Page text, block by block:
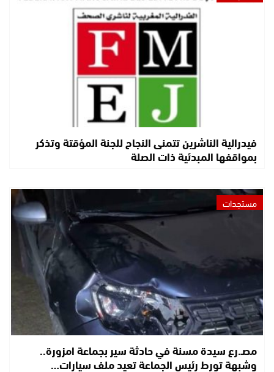
فيدرالية الناشرين تتمنى النجاح للجنة المؤقتة وتذكر
بمواقفها المبدئية ذات الصلة
مستجدات
مصـ.رع سيدة مسنة في حادثة سير بجماعة امزورة..
وشبهة تورط رئيس الجماعة تعيد ملف سيارات…